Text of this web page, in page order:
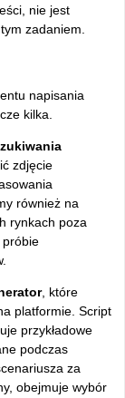
nie jest
zadaniem.
napisania
kilka.
zdjęcie
również na
rynkach poza
próbie
, które
platformie. Script
przykładowe
podczas
za
obejmuje wybór